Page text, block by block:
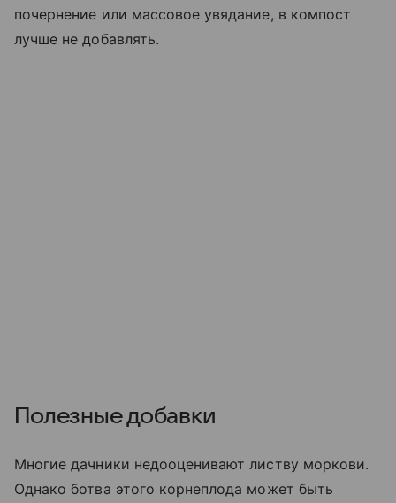
почернение или массовое увядание, в компост
лучше не добавлять.
Полезные добавки
Многие дачники недооценивают листву моркови.
Однако ботва этого корнеплода может быть